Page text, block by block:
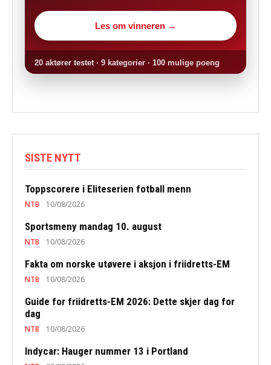
Les om vinneren →
20 aktører testet · 9 kategorier · 100 mulige poeng
SISTE NYTT
Toppscorere i Eliteserien fotball menn
NTB 10/08/2026
Sportsmeny mandag 10. august
NTB 10/08/2026
Fakta om norske utøvere i aksjon i friidretts-EM
NTB 10/08/2026
Guide for friidretts-EM 2026: Dette skjer dag for
dag
NTB 10/08/2026
Indycar: Hauger nummer 13 i Portland